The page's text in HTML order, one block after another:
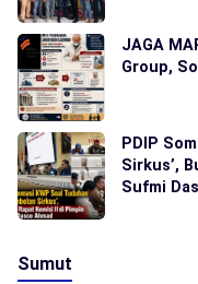
JAGA
Group,
PDIP
Sirkus’,
Sufmi
Sumut